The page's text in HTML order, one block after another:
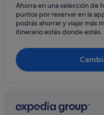
Ahorra en una selección de
puntos por reservar en la
podrás ahorrar y viajar más
itinerario estés donde estés.